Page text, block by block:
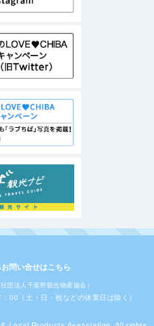
問い合せはこちら
団法人千葉県観光物産協会）
（土・日・祝などの休業日は除く）